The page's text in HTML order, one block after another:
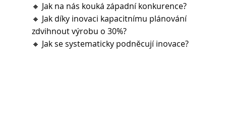
🔸 Jak na nás kouká západní konkurence?
🔸 Jak díky inovaci kapacitnímu plánování
zdvihnout výrobu o 30%?
🔸 Jak se systematicky podněcují inovace?